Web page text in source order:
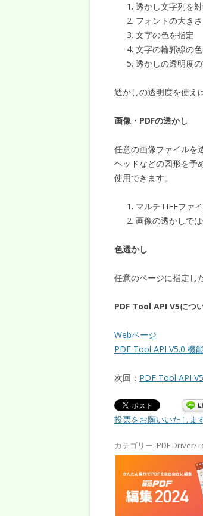
透かし文字列を
フォントの大き
文字の色を指定
文字の輪郭線の色
透かしの透明度
透かしの透明度を使え
画像・PDFの透かし
任意の画像ファイルを
ヘッドなどの図形を予
使用できます。
マルチTIFFファ
画像の透かしで
色透かし
任意のページに指定し
PDF Tool API V5につ
Webページ
PDF Tool API V5.0 機
次回： PDF Tool API
投票をお願いいたしま
カテゴリー: PDF Driver/